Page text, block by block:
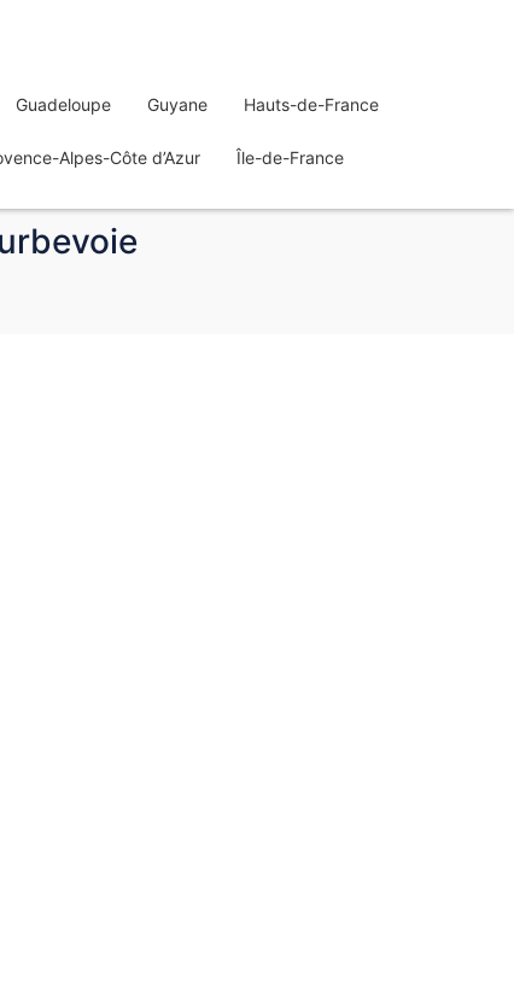
Guadeloupe Guyane Hauts-de-France
Alpes-Côte d’Azur Île-de-France